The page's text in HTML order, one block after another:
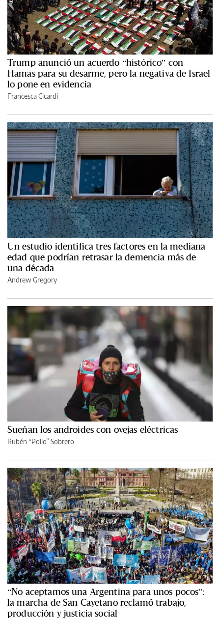
Trump anunció un acuerdo “histórico” con
Hamas para su desarme, pero la negativa de Israel
lo pone en evidencia
Francesca Cicardi
Un estudio identifica tres factores en la mediana
edad que podrían retrasar la demencia más de
una década
Andrew Gregory
Sueñan los androides con ovejas eléctricas
Rubén “Pollo” Sobrero
“No aceptamos una Argentina para unos pocos”:
la marcha de San Cayetano reclamó trabajo,
producción y justicia social